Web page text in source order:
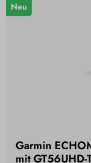
Neu
Garmin
mit